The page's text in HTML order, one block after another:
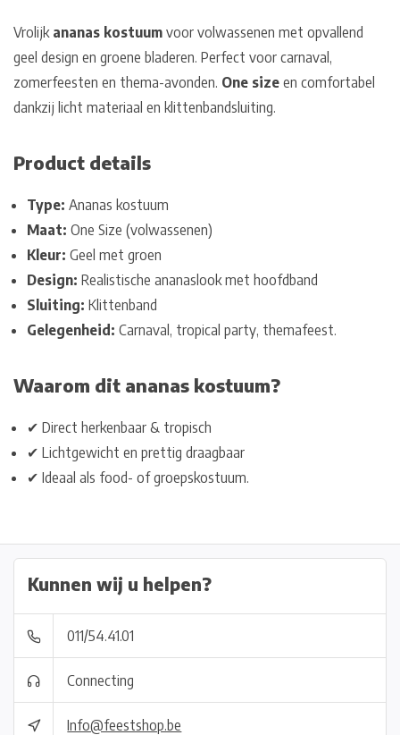
Vrolijk ananas kostuum voor volwassenen met opvallend
geel design en groene bladeren. Perfect voor carnaval,
zomerfeesten en thema-avonden. One size en comfortabel
dankzij licht materiaal en klittenbandsluiting.
Product details
Type: Ananas kostuum
Maat: One Size (volwassenen)
Kleur: Geel met groen
Design: Realistische ananaslook met hoofdband
Sluiting: Klittenband
Gelegenheid: Carnaval, tropical party, themafeest.
Waarom dit ananas kostuum?
✔ Direct herkenbaar & tropisch
✔ Lichtgewicht en prettig draagbaar
✔ Ideaal als food- of groepskostuum.
Kunnen wij u helpen?
011/54.41.01
Connecting
Info@feestshop.be